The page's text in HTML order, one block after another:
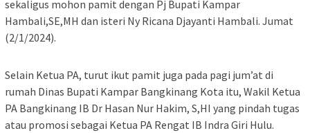
sekaligus mohon pamit dengan Pj Bupati Kampar
Hambali,SE,MH dan isteri Ny Ricana Djayanti Hambali. Jumat
(2/1/2024).
Selain Ketua PA, turut ikut pamit juga pada pagi jum’at di
rumah Dinas Bupati Kampar Bangkinang Kota itu, Wakil Ketua
PA Bangkinang IB Dr Hasan Nur Hakim, S,HI yang pindah tugas
atau promosi sebagai Ketua PA Rengat IB Indra Giri Hulu.